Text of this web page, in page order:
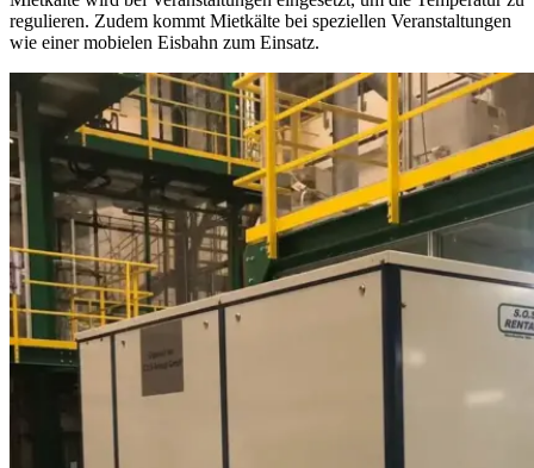
regulieren. Zudem kommt Mietkälte bei speziellen Veranstaltungen
wie einer mobielen Eisbahn zum Einsatz.